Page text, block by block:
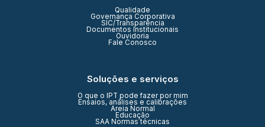
Qualidade
Governança Corporativa
SIC/Transparência
Documentos Institucionais
Ouvidoria
Fale Conosco
Soluções e serviços
O que o IPT pode fazer por mim
Ensaios, análises e calibrações
Areia Normal
Educação
SAA Normas técnicas